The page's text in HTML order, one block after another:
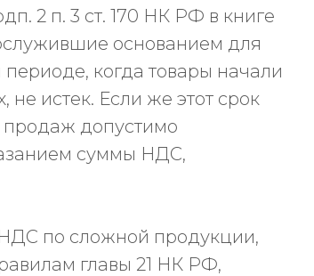
2 п. 3 ст. 170 НК РФ в книге
основанием для
когда товары начали
не истек. Если же этот срок
продаж допустимо
суммы НДС,
по сложной продукции,
главы 21 НК РФ,